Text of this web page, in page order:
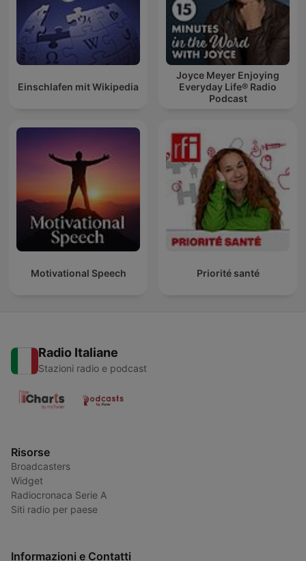
Einschlafen mit Wikipedia
Joyce Meyer Enjoying
Everyday Life® Radio
Podcast
Motivational Speech Priorité santé
Radio Italiane
Stazioni radio e podcast
Risorse
Broadcasters
Widget
Radiocronaca Serie A
Siti radio per paese
Informazioni e Contatti